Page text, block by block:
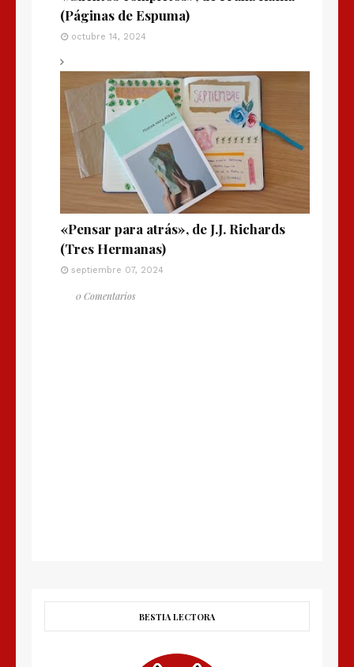
(Páginas de Espuma)
octubre 14, 2024
«Pensar para atrás», de J.J. Richards
(Tres Hermanas)
septiembre 07, 2024
0 Comentarios
BESTIA LECTORA